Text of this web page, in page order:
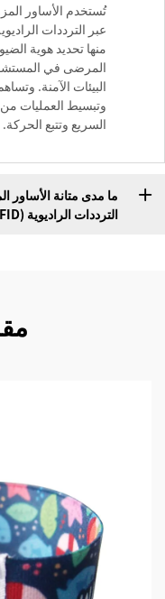
تُستخدم الأساور
منها تحديد هوية
المرضى في
البيئات الآمنة.
وتبسيط العمليات
السريع وتتبع الحركة.
ما مدى متانة الأساور
الترددات الراديوية (RFID)؟